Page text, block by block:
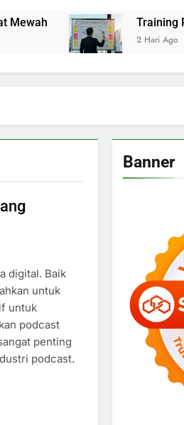
Training
2 Hari Ago
digital. Baik
untuk
untuk
podcast
penting
podcast.
Banner